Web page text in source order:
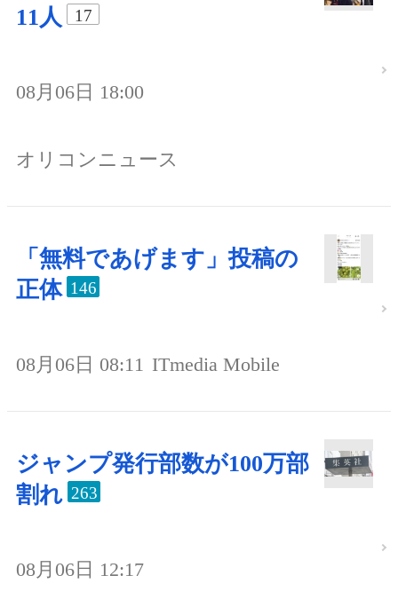
11人
17
08月06日 18:00
オリコンニュース
「無料であげます」投稿の
正体 146
08月06日 08:11 ITmedia Mobile
ジャンプ発行部数が100万部
割れ 263
08月06日 12:17